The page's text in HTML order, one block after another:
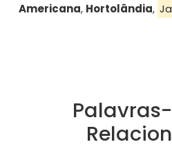
Americana, Hortolândia,